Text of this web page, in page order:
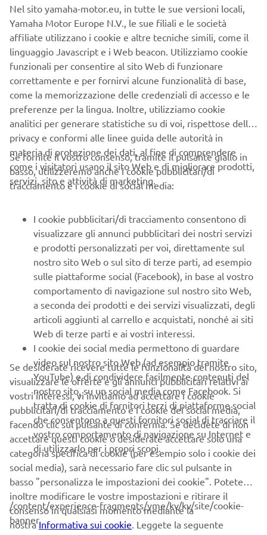
CONSENSO ALLA PRIVACY PER IL
MARKETING DIRETTO
Prendi visione dell’informativa privacy cliccando
qui: Informativa sulla Privacy.
Consenso alla profilazione
Accetto che Yamaha Motor utilizzi i miei dati
personali per profilare le mie abitudini di consumo e
analizzare le mie preferenze e i miei interessi per
personalizzare i contenuti del sito Yamaha Motor e le
Consenso marketing
Accetto che i miei dati siano trattati per finalità di
marketing diretto, compresi l'invio di informazioni
relative a prodotti e servizi, creazione del profilo del
cliente (ad esempio, attraverso l'analisi dei dati) e
l'assistenza personale ai clienti, come, ad esempio,
newsletter, promozioni speciali, inviti ad eventi (test
drive e fiere)
Se, in precedenza, hai già fornito i consensi a fini di
marketing e desideri ritirarli, puoi modificarli accedendo al
tuo Profilo MyYamaha
Proseguendo, confermi di aver preso visione
dell’informativa privacy.
Nel sito yamaha-motor.eu, in tutte le sue versioni locali,
Yamaha Motor Europe N.V., le sue filiali e le società
affiliate utilizzano i cookie e altre tecniche simili, come il
linguaggio Javascript e i Web beacon. Utilizziamo cookie
funzionali per consentire al sito Web di funzionare
correttamente e per fornirvi alcune funzionalità di base,
come la memorizzazione delle credenziali di accesso e le
preferenze per la lingua. Inoltre, utilizziamo cookie
analitici per generare statistiche su di voi, rispettose della
privacy e conformi alle linee guida delle autorità in
materia di protezione dei dati, al fine di comprendere
come i visitatori usano il sito Web e di migliorare prodotti,
servizi, sito e attività di marketing.
Se fornite il vostro consenso, tramite il pulsante giallo in
basso, utilizzeremo anche i cookie pubblicitari/di
tracciamento e i cookie di social media:
I cookie pubblicitari/di tracciamento consentono di
visualizzare gli annunci pubblicitari dei nostri servizi
e prodotti personalizzati per voi, direttamente sul
nostro sito Web o sul sito di terze parti, ad esempio
sulle piattaforme social (Facebook), in base al vostro
comportamento di navigazione sul nostro sito Web,
a seconda dei prodotti e dei servizi visualizzati, degli
articoli aggiunti al carrello e acquistati, nonché ai siti
Web di terze parti e ai vostri interessi.
I cookie dei social media permettono di guardare
video sul nostro sito Web (ad esempio tramite
YouTube) e di condividere facilmente contenuti del
nostro sito, su un social media come Facebook. Si
tratta di cookie di fornitori terzi di piattaforme social
che consentono a questi fornitori social di tracciare il
vostro comportamento di navigazione su Internet e
di utilizzarlo per i propri scopi.
Se desiderate ricevere tutte le funzionalità del nostro sito,
visualizzare le offerte e gli annunci pubblicitari relativi ai
vostri interessi, vi invitiamo ad accettare i cookie
pubblicitari/di tracciamento e i cookie dei social media,
facendo clic sul pulsante di conferma. Se decidete di non
accettare questi cookie o desiderate accettare solo una
categoria specifica di cookie (per esempio solo i cookie dei
social media), sarà necessario fare clic sul pulsante in
basso "personalizza le impostazioni dei cookie". Potete
inoltre modificare le vostre impostazioni e ritirare il
consenso in qualsiasi momento mediante la
nostraInformativa sui cookie. Leggete la seguente
/content/experience-fragments/yme/kv/kv/site/cookie-
banner